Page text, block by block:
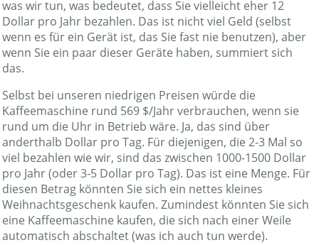
was wir tun, was bedeutet, dass Sie vielleicht eher 12
Dollar pro Jahr bezahlen. Das ist nicht viel Geld (selbst
wenn es für ein Gerät ist, das Sie fast nie benutzen), aber
wenn Sie ein paar dieser Geräte haben, summiert sich
das.
Selbst bei unseren niedrigen Preisen würde die
Kaffeemaschine rund 569 $/Jahr verbrauchen, wenn sie
rund um die Uhr in Betrieb wäre. Ja, das sind über
anderthalb Dollar pro Tag. Für diejenigen, die 2-3 Mal so
viel bezahlen wie wir, sind das zwischen 1000-1500 Dollar
pro Jahr (oder 3-5 Dollar pro Tag). Das ist eine Menge. Für
diesen Betrag könnten Sie sich ein nettes kleines
Weihnachtsgeschenk kaufen. Zumindest könnten Sie sich
eine Kaffeemaschine kaufen, die sich nach einer Weile
automatisch abschaltet (was ich auch tun werde).